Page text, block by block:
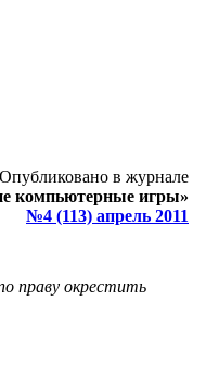
Опубликовано в журнале
компьютерные игры»
№4 (113) апрель 2011
праву окрестить